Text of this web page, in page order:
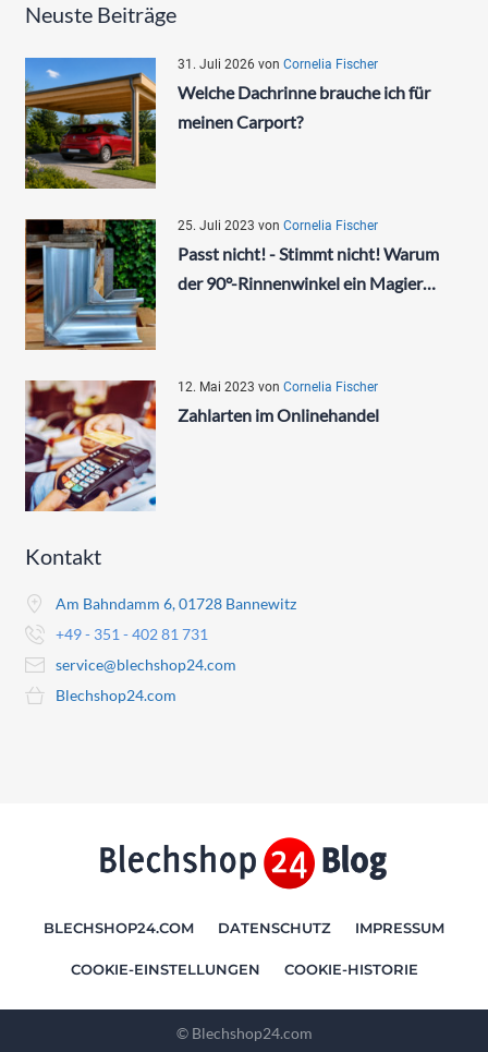
Neuste Beiträge
31. Juli 2026 von Cornelia Fischer
Welche Dachrinne brauche ich für
meinen Carport?
25. Juli 2023 von Cornelia Fischer
Passt nicht! - Stimmt nicht! Warum
der 90°-Rinnenwinkel ein Magier…
12. Mai 2023 von Cornelia Fischer
Zahlarten im Onlinehandel
Kontakt
Am Bahndamm 6, 01728 Bannewitz
+49 - 351 - 402 81 731
service@blechshop24.com
Blechshop24.com
BLECHSHOP24.COM DATENSCHUTZ IMPRESSUM
COOKIE-EINSTELLUNGEN COOKIE-HISTORIE
© Blechshop24.com